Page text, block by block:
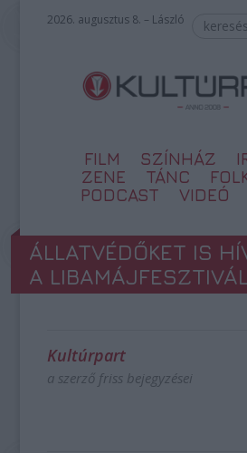
2026. augusztus 8. – László
FILM SZÍNHÁZ
ZENE
TÁNC
PODCAST
VIDEÓ
ÁLLATVÉDŐKET IS
A
Kultúrpart
a szerző friss bejegyzései